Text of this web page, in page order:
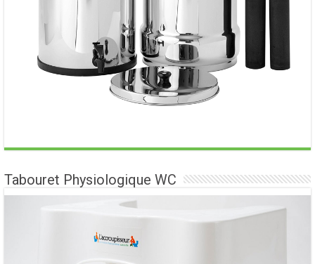
Tabouret Physiologique WC